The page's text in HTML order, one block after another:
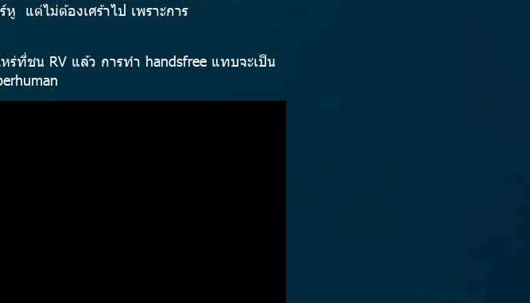
แต่ไม่ต้องเศร้าไป เพราะการ
ร่ที่ชน RV แล้ว การทำ handsfree แทบจะเป็น